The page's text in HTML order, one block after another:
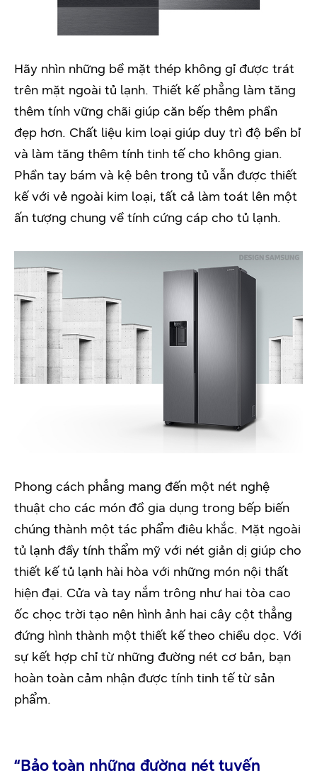
Hãy nhìn những bề mặt thép không gỉ được trát
trên mặt ngoài tủ lạnh. Thiết kế phẳng làm tăng
thêm tính vững chãi giúp căn bếp thêm phần
đẹp hơn. Chất liệu kim loại giúp duy trì độ bền bỉ
và làm tăng thêm tính tinh tế cho không gian.
Phần tay bám và kệ bên trong tủ vẫn được thiết
kế với vẻ ngoài kim loại, tất cả làm toát lên một
ấn tượng chung về tính cứng cáp cho tủ lạnh.
Phong cách phẳng mang đến một nét nghệ
thuật cho các món đồ gia dụng trong bếp biến
chúng thành một tác phẩm điêu khắc. Mặt ngoài
tủ lạnh đầy tính thẩm mỹ với nét giản dị giúp cho
thiết kế tủ lạnh hài hòa với những món nội thất
hiện đại. Cửa và tay nắm trông như hai tòa cao
ốc chọc trời tạo nên hình ảnh hai cây cột thẳng
đứng hình thành một thiết kế theo chiều dọc. Với
sự kết hợp chỉ từ những đường nét cơ bản, bạn
hoàn toàn cảm nhận được tính tinh tế từ sản
phẩm.
“Bảo toàn những đường nét tuyến